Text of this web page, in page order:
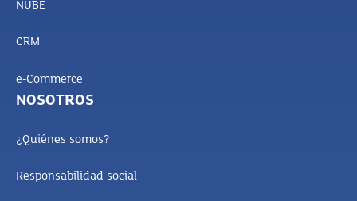
NUBE
CRM
e-Commerce
NOSOTROS
¿Quiénes somos?
Responsabilidad social